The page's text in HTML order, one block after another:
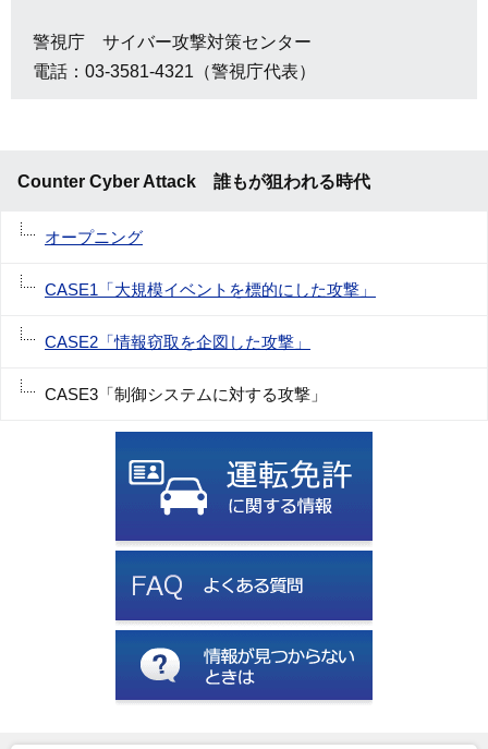
警視庁 サイバー攻撃対策センター
電話：03-3581-4321（警視庁代表）
Counter Cyber Attack 誰もが狙われる時代
オープニング
CASE1「大規模イベントを標的にした攻撃」
CASE2「情報窃取を企図した攻撃」
CASE3「制御システムに対する攻撃」